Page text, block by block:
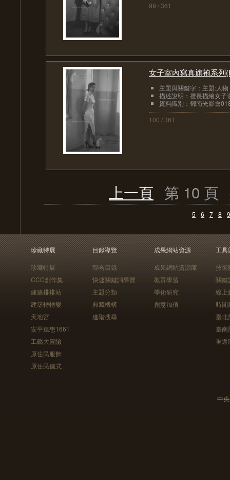
99 / 361
女子室內寫真旗袍系列
主題與關鍵字：主題:人
描述說明：擅長描繪女子
資料識別：鄧南光影會
100 / 361
上一頁 第 10 頁
5 6 7 8 9
珍藏特展
珍藏特展
CCC創作集
建築排排站
建築轉轉樂
天地宮
安平追想1661
工藝大冒險
原住民服飾
原住民儀式
目錄導覽
聯合目錄
快速關鍵詞導覽
主題分類
典藏機構
進階搜尋
成果網站資源
成果網站資源庫
教育學習
學術研究
創意加值
工具
技術
關鍵
線上
時間
臺北
臺南
重返
中